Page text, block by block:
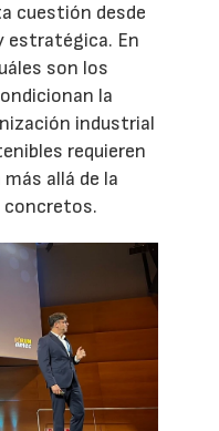
cuestión desde
estratégica. En
son los
la
industrial
requieren
allá de la
concretos.